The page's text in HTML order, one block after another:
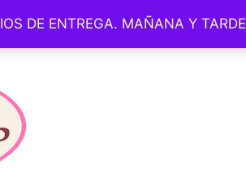
DE ENTREGA. MAÑANA Y TARDE
Online – info@ameliabakery.com